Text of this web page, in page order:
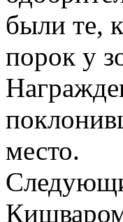
были те,
порок у
место.